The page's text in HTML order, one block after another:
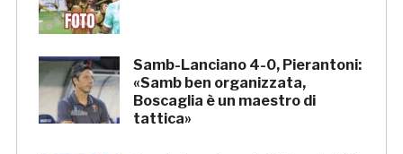
Samb-Lanciano 4-0, Pierantoni:
«Samb ben organizzata,
Boscaglia è un maestro di
tattica»